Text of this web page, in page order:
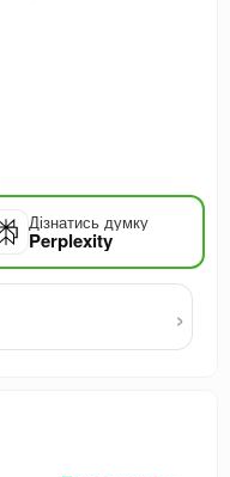
Дізнатись думку
Perplexity
›